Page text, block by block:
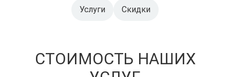
Услуги Скидки
СТОИМОСТЬ НАШИХ